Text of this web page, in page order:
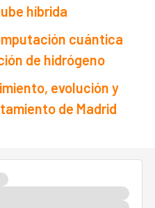
híbrida
cuántica
de hidrógeno
evolución y
de Madrid